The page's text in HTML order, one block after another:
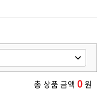
총 상품 금액 0원